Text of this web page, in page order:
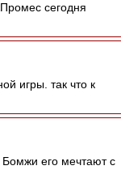
сегодня
игры. так что к
Бомжи его мечтают с